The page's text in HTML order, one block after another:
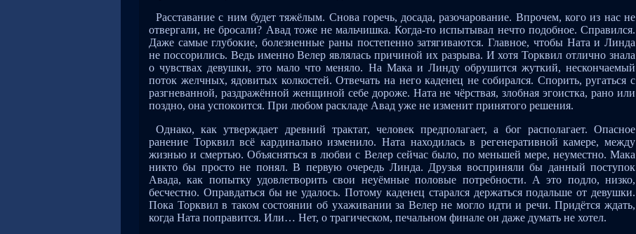
Расставание с ним будет тяжёлым. Снова горечь, досада, разочарование. Впрочем, кого из нас не
отвергали, не бросали? Авад тоже не мальчишка. Когда-то испытывал нечто подобное. Справился.
Даже самые глубокие, болезненные раны постепенно затягиваются. Главное, чтобы Ната и Линда
не поссорились. Ведь именно Велер являлась причиной их разрыва. И хотя Торквил отлично знала
о чувствах девушки, это мало что меняло. На Мака и Линду обрушится жуткий, нескончаемый
поток желчных, ядовитых колкостей. Отвечать на него каденец не собирался. Спорить, ругаться с
разгневанной, раздражённой женщиной себе дороже. Ната не чёрствая, злобная эгоистка, рано или
поздно, она успокоится. При любом раскладе Авад уже не изменит принятого решения.
Однако, как утверждает древний трактат, человек предполагает, а бог располагает. Опасное
ранение Торквил всё кардинально изменило. Ната находилась в регенеративной камере, между
жизнью и смертью. Объясняться в любви с Велер сейчас было, по меньшей мере, неуместно. Мака
никто бы просто не понял. В первую очередь Линда. Друзья восприняли бы данный поступок
Авада, как попытку удовлетворить свои неуёмные половые потребности. А это подло, низко,
бесчестно. Оправдаться бы не удалось. Потому каденец старался держаться подальше от девушки.
Пока Торквил в таком состоянии об ухаживании за Велер не могло идти и речи. Придётся ждать,
когда Ната поправится. Или… Нет, о трагическом, печальном финале он даже думать не хотел.